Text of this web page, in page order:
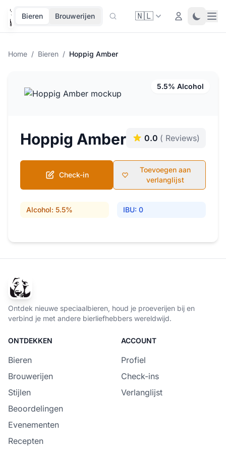
Bieren Brouwerijen 🇳🇱 Login Toggle
Home / Bieren / Hoppig Amber
5.5% Alcohol
Hoppig Amber 0.0 ( Reviews)
Check-in
Toevoegen aan
verlanglijst
Alcohol: 5.5% IBU: 0
Ontdek nieuwe speciaalbieren, houd je proeverijen bij en
verbind je met andere bierliefhebbers wereldwijd.
ONTDEKKEN
Bieren
Brouwerijen
Stijlen
Beoordelingen
Evenementen
Recepten
ACCOUNT
Profiel
Check-ins
Verlanglijst